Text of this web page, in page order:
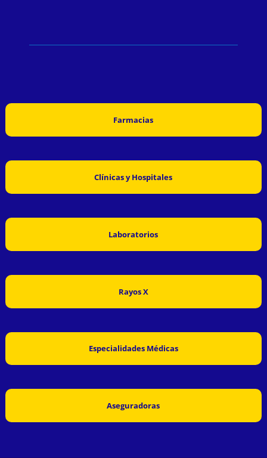
Farmacias
Clínicas y Hospitales
Laboratorios
Rayos X
Especialidades Médicas
Aseguradoras